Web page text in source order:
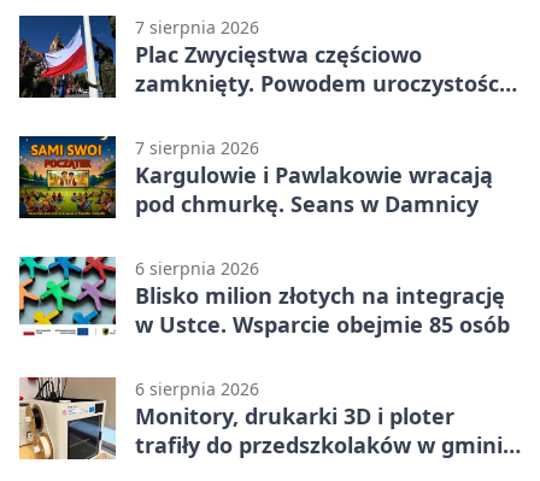
7 sierpnia 2026
Plac Zwycięstwa częściowo
zamknięty. Powodem uroczystości
7 sierpnia 2026
Kargulowie i Pawlakowie wracają
pod chmurkę. Seans w Damnicy
6 sierpnia 2026
Blisko milion złotych na integrację
w Ustce. Wsparcie obejmie 85 osób
6 sierpnia 2026
Monitory, drukarki 3D i ploter
trafiły do przedszkolaków w gminie